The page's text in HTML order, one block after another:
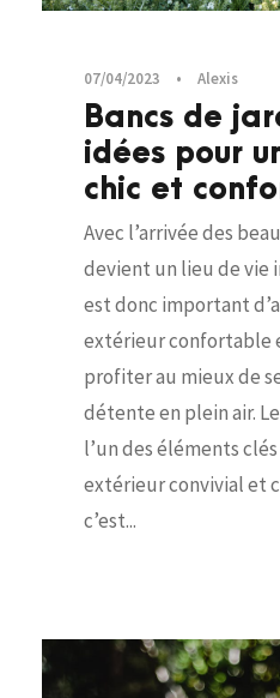
07/04/2023 • Alexis
Bancs de
idées pour
chic et
Avec l’arrivée des
devient un lieu de vie
est donc important
extérieur confortable
profiter au mieux de
détente en plein air.
l’un des éléments
extérieur convivial et
c’est...